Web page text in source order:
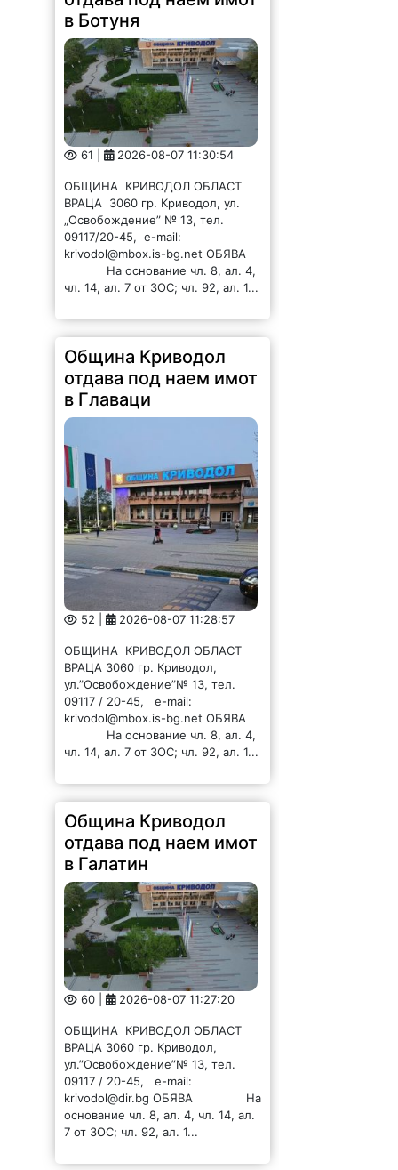
в Ботуня
61 | 2026-08-07 11:30:54
ОБЩИНА КРИВОДОЛ ОБЛАСТ
ВРАЦА 3060 гр. Криводол, ул.
„Освобождение” № 13, тел.
09117/20-45, e-mail:
krivodol@mbox.is-bg.net ОБЯВА
На основание чл. 8, ал. 4,
чл. 14, ал. 7 от ЗОС; чл. 92, ал. 1...
Община Криводол
отдава под наем имот
в Главаци
52 | 2026-08-07 11:28:57
ОБЩИНА КРИВОДОЛ ОБЛАСТ
ВРАЦА 3060 гр. Криводол,
ул.”Освобождение”№ 13, тел.
09117 / 20-45, e-mail:
krivodol@mbox.is-bg.net ОБЯВА
На основание чл. 8, ал. 4,
чл. 14, ал. 7 от ЗОС; чл. 92, ал. 1...
Община Криводол
отдава под наем имот
в Галатин
60 | 2026-08-07 11:27:20
ОБЩИНА КРИВОДОЛ ОБЛАСТ
ВРАЦА 3060 гр. Криводол,
ул.”Освобождение”№ 13, тел.
09117 / 20-45, e-mail:
krivodol@dir.bg ОБЯВА На
основание чл. 8, ал. 4, чл. 14, ал.
7 от ЗОС; чл. 92, ал. 1...